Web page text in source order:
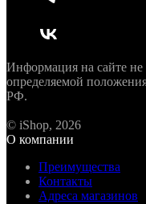
Информация на сайте не
определяемой
РФ.
© iShop, 2026
О компании
Преимущества
Контакты
Адреса магазинов